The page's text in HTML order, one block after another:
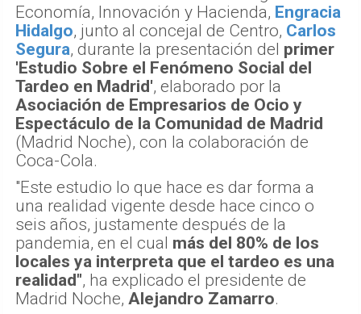
Economía, Innovación y Hacienda, Engracia
Hidalgo, junto al concejal de Centro, Carlos
Segura, durante la presentación del primer
'Estudio Sobre el Fenómeno Social del
Tardeo en Madrid', elaborado por la
Asociación de Empresarios de Ocio y
Espectáculo de la Comunidad de Madrid
(Madrid Noche), con la colaboración de
Coca-Cola.
"Este estudio lo que hace es dar forma a
una realidad vigente desde hace cinco o
seis años, justamente después de la
pandemia, en el cual más del 80% de los
locales ya interpreta que el tardeo es una
realidad", ha explicado el presidente de
Madrid Noche, Alejandro Zamarro.